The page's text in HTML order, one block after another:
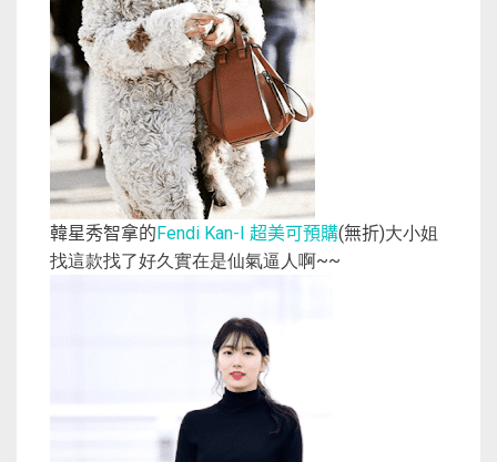
韓星秀智拿的Fendi Kan-I 超美可預購(無折)大小姐
找這款找了好久實在是仙氣逼人啊~~